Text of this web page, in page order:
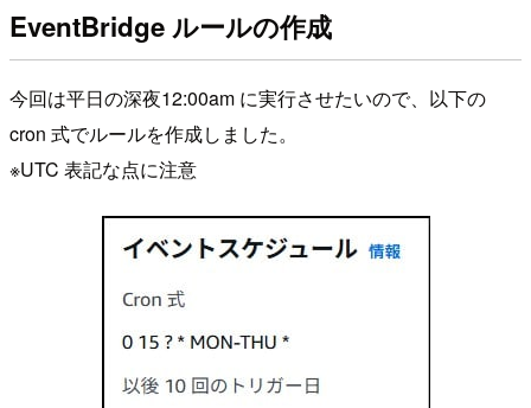
EventBridge ルールの作成
今回は平日の深夜12:00am に実行させたいので、以下の
cron 式でルールを作成しました。
※UTC 表記な点に注意